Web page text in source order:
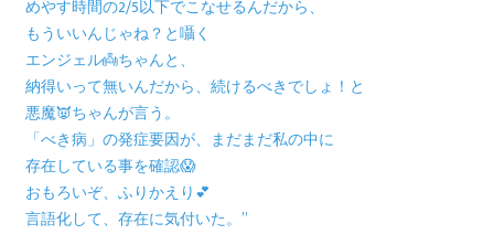
めやす時間の2/5以下でこなせるんだから、
もういいんじゃね？と囁く
エンジェル👼ちゃんと、
納得いって無いんだから、続けるべきでしょ！と
悪魔👿ちゃんが言う。
「べき病」の発症要因が、まだまだ私の中に
存在している事を確認😱
おもろいぞ、ふりかえり💕
言語化して、存在に気付いた。”